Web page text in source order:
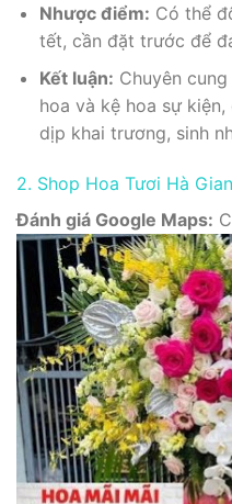
Nhược điểm: Có thể
tết, cần đặt trước để
Kết luận: Chuyên
hoa và kệ hoa sự
dịp khai trương, sinh
2. Shop Hoa Tươi Hà
Đánh giá Google Maps: